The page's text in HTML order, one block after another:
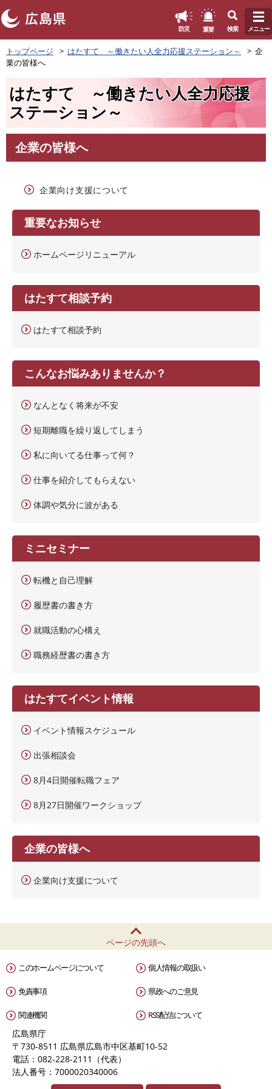
ペ
ー
ジ
す
防災 重要 検索 メニュー
トップページ はたすて ～働きたい人全力応援ステーション～
企
業の皆様へ
はたすて ～働きたい人全力応援
ステーション～
文
企業の皆様へ
企業向け支援について
重要なお知らせ
ホームページリニューアル
はたすて相談予約
はたすて相談予約
こんなお悩みありませんか？
なんとなく将来が不安
短期離職を繰り返してしまう
私に向いてる仕事って何？
仕事を紹介してもらえない
体調や気分に波がある
ミニセミナー
転機と自己理解
履歴書の書き方
就職活動の心構え
職務経歴書の書き方
はたすてイベント情報
イベント情報スケジュール
出張相談会
8月4日開催転職フェア
8月27日開催ワークショップ
企業の皆様へ
企業向け支援について
ページの先頭へ
このホームページについて 個人情報の取扱い
免責事項 県政へのご意見
関連機関 RSS配信について
広島県庁
〒730-8511 広島県広島市中区基町10-52
電話：082-228-2111（代表）
法人番号：7000020340006